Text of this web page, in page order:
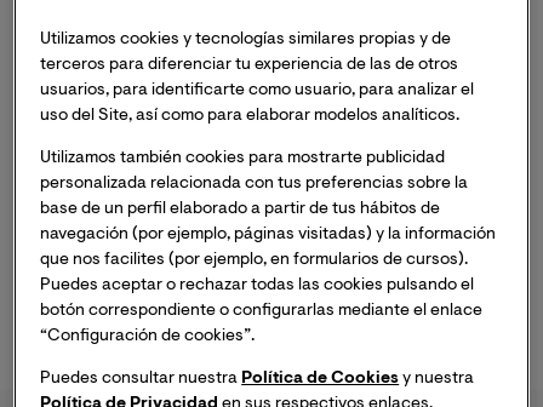
Evaluar y diagnosticar correctamente las
diferentes tipologías de estos trastornos.
Estudiar en profundidad los problemas
de audición, lenguaje oral y escrito.
Profundizar en todas las etapas del proceso de
adquisición del lenguaje y prepárate para
potenciar las capacidades comunicativas y
lingüísticas en tu alumnado.
Utilizamos cookies y tecnologías similares propias y de
terceros para diferenciar tu experiencia de las de otros
usuarios, para identificarte como usuario, para analizar el
uso del Site, así como para elaborar modelos analíticos.
Utilizamos también cookies para mostrarte publicidad
personalizada relacionada con tus preferencias sobre la
base de un perfil elaborado a partir de tus hábitos de
navegación (por ejemplo, páginas visitadas) y la información
que nos facilites (por ejemplo, en formularios de cursos).
Puedes aceptar o rechazar todas las cookies pulsando el
botón correspondiente o configurarlas mediante el enlace
“Configuración de cookies”.
Puedes consultar nuestra Política de Cookies y nuestra